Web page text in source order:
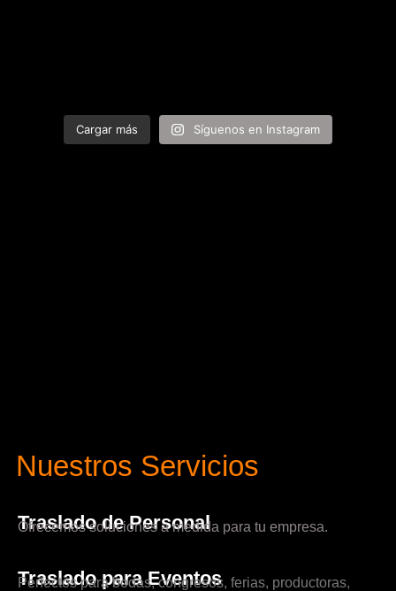
Cargar más Síguenos en Instagram
Nuestros Servicios
Traslado de Personal
Ofrecemos soluciones a medida para tu empresa.
Traslado para Eventos
Perfectos para bodas, congresos, ferias, productoras,